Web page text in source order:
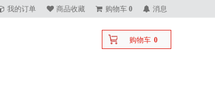
我的订单 商品收藏 购物车 0 消息
购物车 0